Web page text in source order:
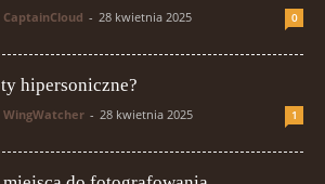
CaptainCloud - 28 kwietnia 2025 0
hipersoniczne?
WingWatcher - 28 kwietnia 2025 1